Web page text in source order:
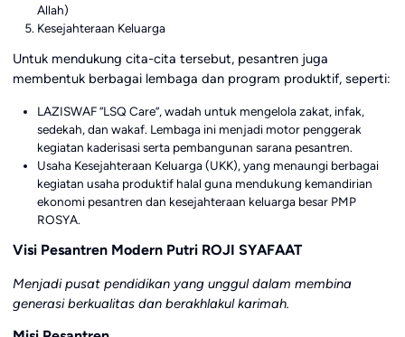
Allah)
Kesejahteraan Keluarga
Untuk mendukung cita-cita tersebut, pesantren juga
membentuk berbagai lembaga dan program produktif, seperti:
LAZISWAF “LSQ Care”, wadah untuk mengelola zakat, infak,
sedekah, dan wakaf. Lembaga ini menjadi motor penggerak
kegiatan kaderisasi serta pembangunan sarana pesantren.
Usaha Kesejahteraan Keluarga (UKK), yang menaungi berbagai
kegiatan usaha produktif halal guna mendukung kemandirian
ekonomi pesantren dan kesejahteraan keluarga besar PMP
ROSYA.
Visi Pesantren Modern Putri ROJI SYAFAAT
Menjadi pusat pendidikan yang unggul dalam membina
generasi berkualitas dan berakhlakul karimah.